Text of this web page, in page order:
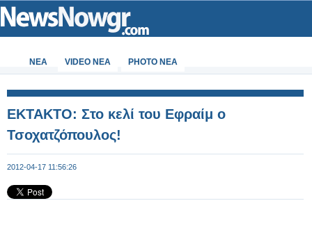
ΝΕΑ VIDEO NEA PHOTO NEA
ΕΚΤΑΚΤΟ: Στο κελί του Εφραίμ ο
Τσοχατζόπουλος!
2012-04-17 11:56:26